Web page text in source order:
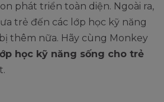
phát triển toàn diện. Ngoài ra,
trẻ đến các lớp học kỹ năng
thêm nữa. Hãy cùng Monkey
học kỹ năng sống cho trẻ